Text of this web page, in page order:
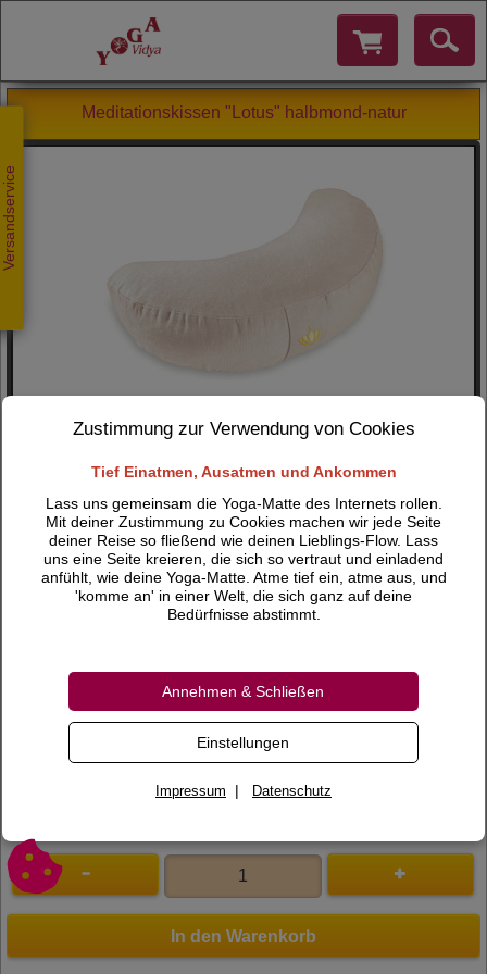
Versandservice
Meditationskissen "Lotus" halbmond-natur
Preis 45,00 €
inkl. 19 % MwSt.
Versandkosten
Gewicht 1,40 KG
Bewertungen
0 Bewertungen
In den Warenkorb
Zustimmung zur Verwendung von Cookies
Tief Einatmen, Ausatmen und Ankommen
Lass uns gemeinsam die Yoga-Matte des Internets rollen.
Mit deiner Zustimmung zu Cookies machen wir jede Seite
deiner Reise so fließend wie deinen Lieblings-Flow. Lass
uns eine Seite kreieren, die sich so vertraut und einladend
anfühlt, wie deine Yoga-Matte. Atme tief ein, atme aus, und
'komme an' in einer Welt, die sich ganz auf deine
Bedürfnisse abstimmt.
Annehmen & Schließen
Einstellungen
Impressum | Datenschutz